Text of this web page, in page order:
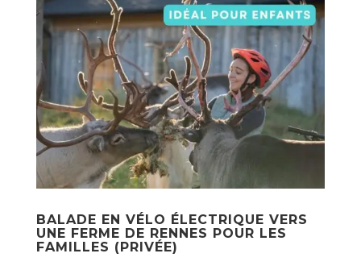
BALADE EN VÉLO ÉLECTRIQUE VERS
UNE FERME DE RENNES POUR LES
FAMILLES (PRIVÉE)